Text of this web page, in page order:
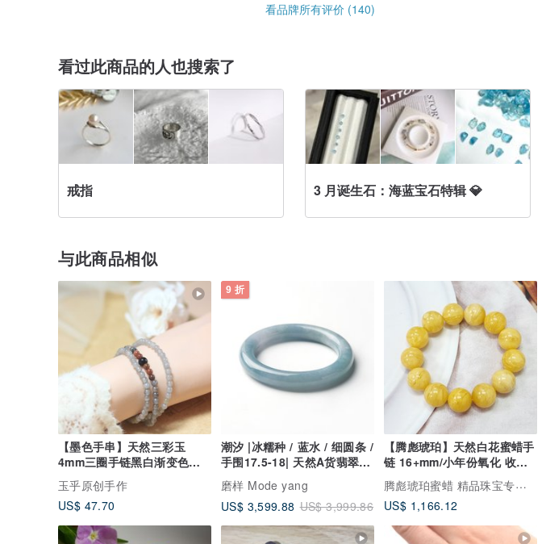
看品牌所有评价 (140)
看过此商品的人也搜索了
戒指 3 月诞生石：海蓝宝石特辑 💎
与此商品相似
【墨色手串】天然三彩玉
4mm三圈手链黑白渐变色手
环中国风
玉乎原创手作
US$ 47.70
9 折
潮汐 |冰糯种 / 蓝水 / 细圆条 /
手围17.5-18| 天然A货翡翠玉
镯
磨样 Mode yang
US$ 3,599.88 US$ 3,999.86
【腾彪琥珀】天然白花蜜蜡手
链 16+mm/小年份氧化 收藏
等级
腾彪琥珀蜜蜡 精品珠宝专卖店
US$ 1,166.12